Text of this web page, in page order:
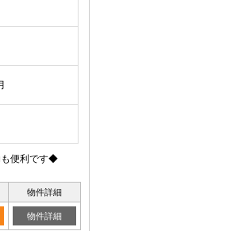
も便利です◆
物件詳細
物件詳細